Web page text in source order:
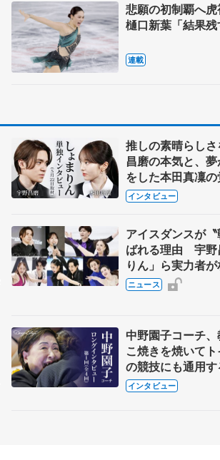
悲願の初制覇へ
樋口新葉「結果残
連載
推しの素晴らし
昌磨の本気と、
をした本田真凜
インタビュー
アイスダンスが
ばれる理由 宇野
りん」ら実力者
国内の競争激化
ニュース
中野園子コーチ
こ焼きを焼いて
の競技にも通用
織の筋肉
インタビュー